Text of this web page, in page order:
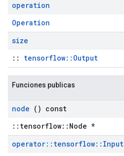
operation
Operation
size
:: tensorflow::Output
Funciones publicas
node () const
::tensorflow::Node *
operator:: tensorflow:: Input